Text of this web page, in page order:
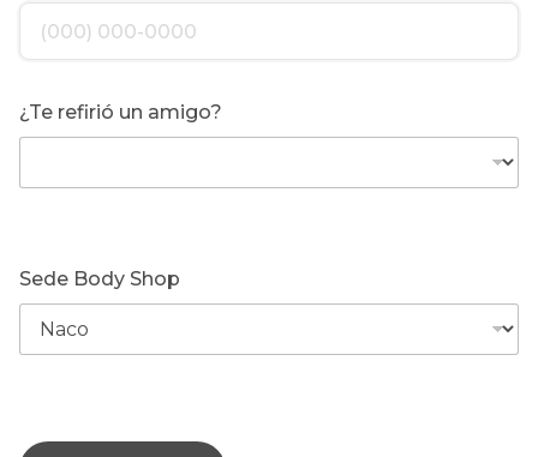
¿Te refirió un amigo?
Sede Body Shop